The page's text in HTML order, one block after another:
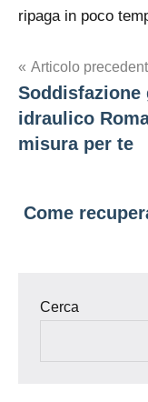
ripaga in poco
articoli
Articolo
Soddisfazione
idraulico
misura per te
Come
Cerca